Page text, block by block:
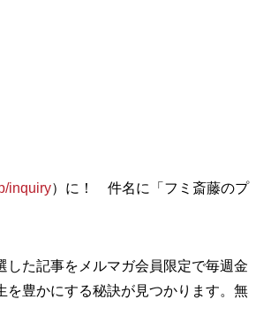
inquiry）に！ 件名に「フミ斎藤のプ
た記事をメルマガ会員限定で毎週金
豊かにする秘訣が見つかります。無